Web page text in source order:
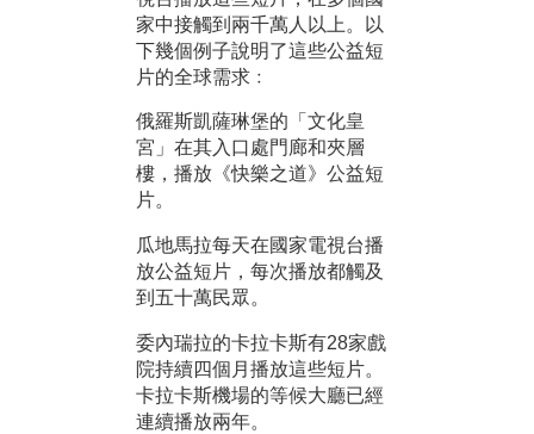
家中接觸到兩千萬人以上。以
下幾個例子說明了這些公益短
片的全球需求﹕
俄羅斯凱薩琳堡的「文化皇
宮」在其入口處門廊和夾層
樓，播放《快樂之道》公益短
片。
瓜地馬拉每天在國家電視台播
放公益短片，每次播放都觸及
到五十萬民眾。
委內瑞拉的卡拉卡斯有28家戲
院持續四個月播放這些短片。
卡拉卡斯機場的等候大廳已經
連續播放兩年。